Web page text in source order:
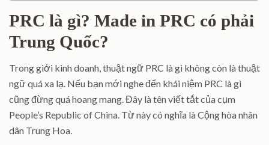
PRC là gì? Made in PRC có phải
Trung Quốc?
Trong giới kinh doanh, thuật ngữ PRC là gì không còn là thuật
ngữ quá xa lạ. Nếu bạn mới nghe đến khái niệm PRC là gì
cũng đừng quá hoang mang. Đây là tên viết tắt của cụm
People’s Republic of China. Từ này có nghĩa là Cộng hòa nhân
dân Trung Hoa.